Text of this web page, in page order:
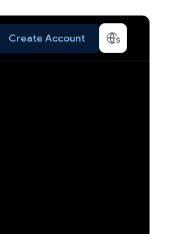
Create Account